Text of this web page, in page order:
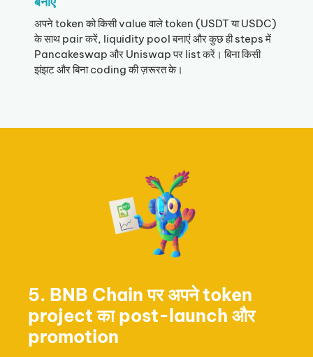
अपने token को किसी value वाले token (USDT या USDC)
के साथ pair करें, liquidity pool बनाएं और कुछ ही steps में
Pancakeswap और Uniswap पर list करें। बिना किसी
झंझट और बिना coding की ज़रूरत के।
5. BNB Chain पर अपने token
project का post-launch और
promotion